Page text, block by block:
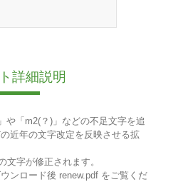
詳細説明
や「m2(？)」などの不足文字を追
近年の文字改定を反映させる拡
文字が修正されます。
ンロード後 renew.pdf をご覧くだ